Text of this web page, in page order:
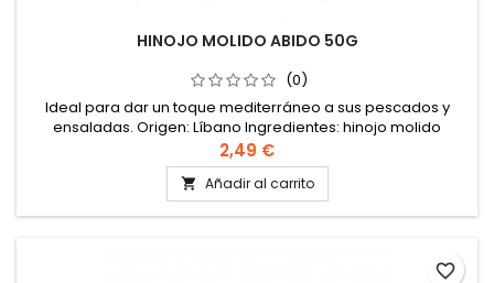
HINOJO MOLIDO ABIDO 50G
(0)
Ideal para dar un toque mediterráneo a sus pescados y
ensaladas. Origen: Líbano Ingredientes: hinojo molido
Almacenar en un lugar fresco y seco.
2,49 €
 Añadir al carrito
favorite_border